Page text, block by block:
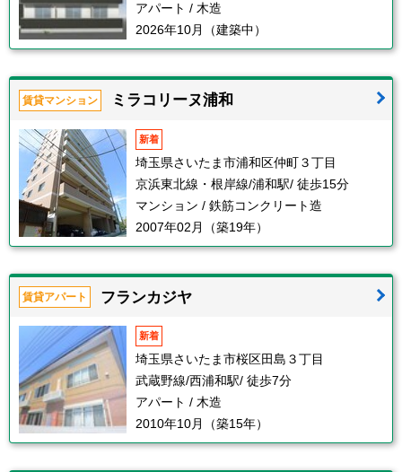
アパート / 木造
2026年10月（建築中）
賃貸マンション ミラコリーヌ浦和
新着
埼玉県さいたま市浦和区仲町３丁目
京浜東北線・根岸線/浦和駅/ 徒歩15分
マンション / 鉄筋コンクリート造
2007年02月（築19年）
賃貸アパート フランカジヤ
新着
埼玉県さいたま市桜区田島３丁目
武蔵野線/西浦和駅/ 徒歩7分
アパート / 木造
2010年10月（築15年）